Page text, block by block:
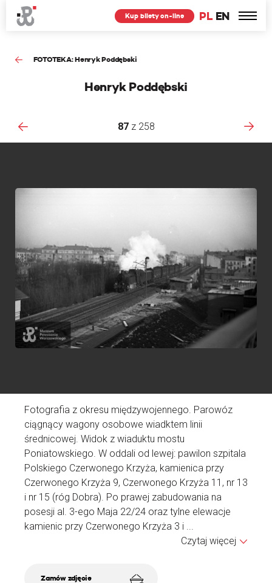
PL EN
Kup bilety on-line
FOTOTEKA: Henryk Poddębski
Henryk Poddębski
87z 258
Fotografia z okresu międzywojennego. Parowóz
ciągnący wagony osobowe wiadktem linii
średnicowej. Widok z wiaduktu mostu
Poniatowskiego. W oddali od lewej: pawilon szpitala
Polskiego Czerwonego Krzyża, kamienica przy
Czerwonego Krzyża 9, Czerwonego Krzyża 11, nr 13
i nr 15 (róg Dobra). Po prawej zabudowania na
posesji al. 3-ego Maja 22/24 oraz tylne elewacje
kamienic przy Czerwonego Krzyża 3 i ...
Czytaj więcej
Zamów zdjęcie